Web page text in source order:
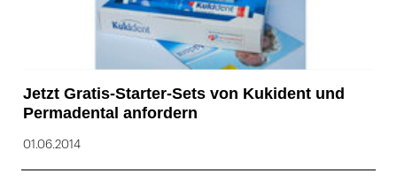
Jetzt Gratis-Starter-Sets von Kukident und
Permadental anfordern
01.06.2014